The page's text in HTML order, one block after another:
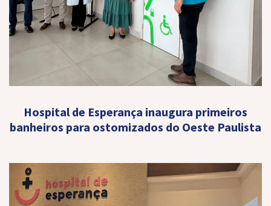
Hospital de Esperança inaugura primeiros
banheiros para ostomizados do Oeste Paulista